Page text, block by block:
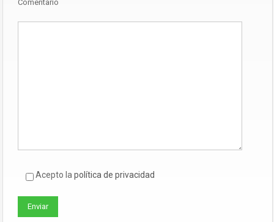
Comentario
Acepto la política de privacidad